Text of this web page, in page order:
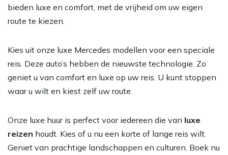
bieden luxe en comfort, met de vrijheid om uw eigen
route te kiezen.
Kies uit onze luxe Mercedes modellen voor een speciale
reis. Deze auto’s hebben de nieuwste technologie. Zo
geniet u van comfort en luxe op uw reis. U kunt stoppen
waar u wilt en kiest zelf uw route.
Onze luxe huur is perfect voor iedereen die van luxe
reizen houdt. Kies of u nu een korte of lange reis wilt.
Geniet van prachtige landschappen en culturen. Boek nu